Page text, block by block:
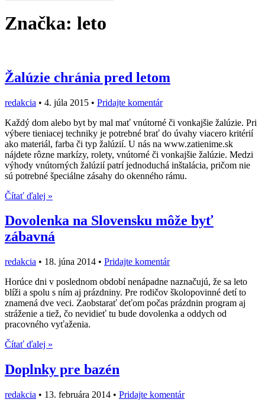
Značka: leto
Žalúzie chránia pred letom
redakcia • 4. júla 2015 • Pridajte komentár
Každý dom alebo byt by mal mať vnútorné či vonkajšie žalúzie. Pri
výbere tieniacej techniky je potrebné brať do úvahy viacero kritérií
ako materiál, farba či typ žalúzií. U nás na www.zatienime.sk
nájdete rôzne markízy, rolety, vnútorné či vonkajšie žalúzie. Medzi
výhody vnútorných žalúzií patrí jednoduchá inštalácia, pričom nie
sú potrebné špeciálne zásahy do okenného rámu.
Čítať ďalej »
Dovolenka na Slovensku môže byť
zábavná
redakcia • 18. júna 2014 • Pridajte komentár
Horúce dni v poslednom období nenápadne naznačujú, že sa leto
blíži a spolu s ním aj prázdniny. Pre rodičov školopovinné detí to
znamená dve veci. Zaobstarať deťom počas prázdnin program aj
stráženie a tiež, čo nevidieť tu bude dovolenka a oddych od
pracovného vyťaženia.
Čítať ďalej »
Doplnky pre bazén
redakcia • 13. februára 2014 • Pridajte komentár